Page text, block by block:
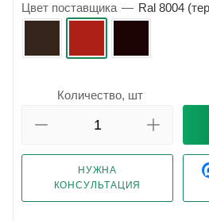
Цвет поставщика — Ral 8004
Количество, шт
НУЖНА
КОНСУЛЬТАЦИЯ